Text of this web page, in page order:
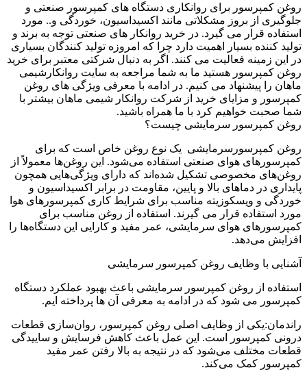
روغن کمپرسور برای روانکاری دستگاه های کمپرسور صنعتی و
جلوگیری از بروز مشکلاتی مانند اکسیداسیون، خوردگی و.. مورد
استفاده قرار می گیرد. در خرید روانکار های صنعتی توجه به برند و
تولید کننده بسیار اهمیت دارد چرا که امروزه تولید کنندگان بسیاری
در این زمینه فعالیت می کنند. اگر به دنبال شرکتی معتبر برای خرید
روغن کمپرسور هستید ما به شما مراجعه به سایت روانکارشیمی
ماهان را پیشنهاد می کنیم. در ادامه با معرفی ویژگی های روغن
کمپرسور و مزایای خرید از شرکت روانکار شیمی ماهان بیشتر با
شما صحبت خواهیم کرد با ما همراه باشید.
روغن کمپرسور سرمایشی چیست؟
روغن کمپرسورسرمایشی یک نوع روغن خاص است که برای
کمپرسورهای هوای صنعتی استفاده می‌شود. این روغن‌ها معمولاً از
روغن‌های مخصوصی تشکیل شده‌اند که دارای ویژگی‌هایی همچون
پایداری در دماهای بالا و پایین، مقاومت در برابر اکسیداسیون و
خوردگی و ویسکوزیته مناسب برای شرایط کاری کمپرسورهای هوا
مورد استفاده قرار می گیرند. استفاده از روغن مناسب برای
کمپرسورهای هوای سرمایشی، عمر مفید و کارایی این دستگاه‌ها را
افزایش می‌دهد.
آشنایی با وظایف روغن کمپرسور سرمایشی
استفاده از روغن کمپرسور سرمایشی باعث بهبود عملکرد دستگاه
کمپرسور می شود که در ادامه به معرفی آن ها پرداخته ایم.
راندمان:یکی از وظایف اصلی روغن کمپرسور، روان‌سازی قطعات
درونی کمپرسور است. این عمل باعث کاهش فرسایش و ساییدگی
قطعات مختلف می‌شود که در نتیجه به بالا رفتن عمر مفید
کمپرسور کمک می‌کند.